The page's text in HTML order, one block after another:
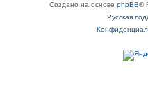
Создано на основеphpBB®
Русская